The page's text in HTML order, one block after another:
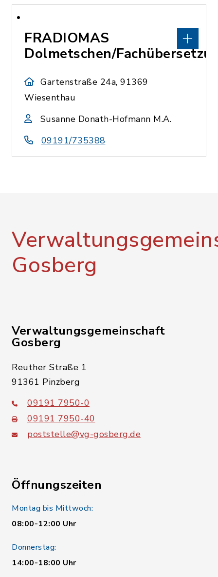
FRADIOMAS
Dolmetschen/
Gartenstraße 24a, 91369
Wiesenthau
Susanne Donath-Hofmann M.A.
09191/735388
Gosberg
Verwaltungsgemeinschaft
Gosberg
Reuther Straße 1
91361 Pinzberg
09191 7950-0
09191 7950-40
poststelle@vg-gosberg.de
Öffnungszeiten
Montag bis Mittwoch:
08:00-12:00 Uhr
Donnerstag:
14:00-18:00 Uhr